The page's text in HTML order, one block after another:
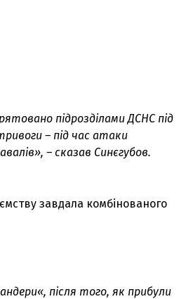
підрозділами ДСНС під
– під час атаки
– сказав Синєгубов.
завдала комбінованого
після того, як прибули